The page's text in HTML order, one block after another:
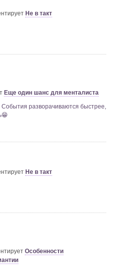
Не в такт
Еще один шанс для менталиста
События разворачиваются быстрее,
Не в такт
Особенности